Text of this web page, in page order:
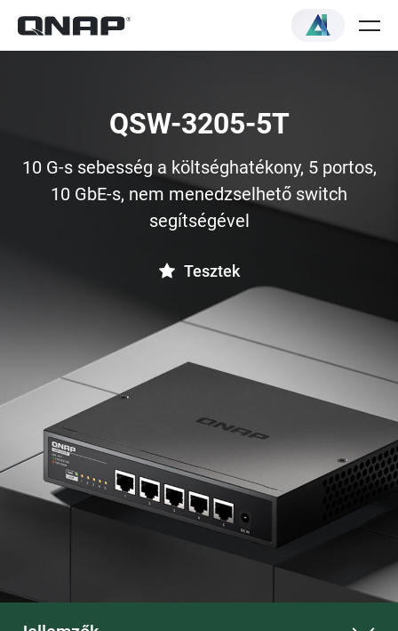
QSW-3205-5T
10 G-s sebesség a költséghatékony, 5 portos,
10 GbE-s, nem menedzselhető switch
segítségével
Tesztek